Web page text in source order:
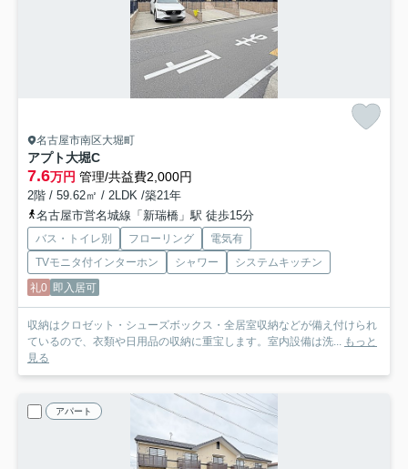
名古屋市南区大堀町
アプト大堀C
7.6万円 管理/共益費2,000円
2階 / 59.62㎡ / 2LDK /築21年
名古屋市営名城線「新瑞橋」駅 徒歩15分
バス・トイレ別 フローリング
電気有
TVモニタ付インターホン
シャワー
システムキッチン
礼0 即入居可
収納はクロゼット・シューズボックス・全居室収納などが備え付けられ
ているので、衣類や日用品の収納に重宝します。室内設備は洗... もっと
見る
アパート